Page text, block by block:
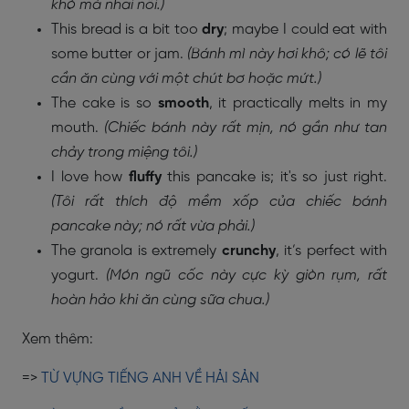
khó mà nhai nổi.)
This bread is a bit toodry; maybe I could eat with
some butter or jam. (Bánh mì này hơi khô; có lẽ tôi
cần ăn cùng với một chút bơ hoặc mứt.)
The cake is so smooth, it practically melts in my
mouth. (Chiếc bánh này rất mịn, nó gần như tan
chảy trong miệng tôi.)
I love how fluffy this pancake is; it's so just right.
(Tôi rất thích độ mềm xốp của chiếc bánh
pancake này; nó rất vừa phải.)
The granola is extremely crunchy, it’s perfect with
yogurt. (Món ngũ cốc này cực kỳ giòn rụm, rất
hoàn hảo khi ăn cùng sữa chua.)
Xem thêm:
=> TỪ VỰNG TIẾNG ANH VỀ HẢI SẢN